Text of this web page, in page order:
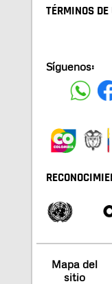
TÉRMINOS DE
Síguenos:
Mapa del
sitio